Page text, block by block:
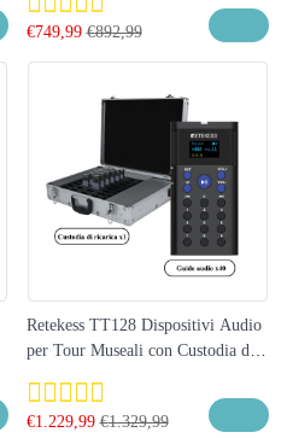
Fabbrica con Custodia Di Ricarica
a 30 Slot
€749,99 €892,99
Retekess TT128 Dispositivi Audio
per Tour Museali con Custodia di
del Patrimonio Culturale, Sale
Espositive, Attrazioni Turistiche
€1.229,99 €1.329,99